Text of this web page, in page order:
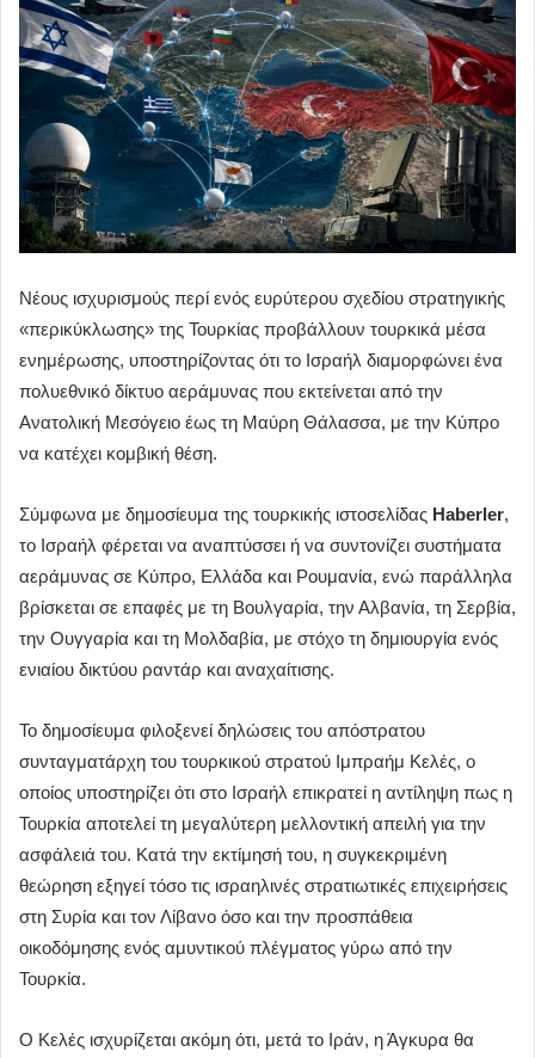
Νέους ισχυρισμούς περί ενός ευρύτερου σχεδίου στρατηγικής
«περικύκλωσης» της Τουρκίας προβάλλουν τουρκικά μέσα
ενημέρωσης, υποστηρίζοντας ότι το Ισραήλ διαμορφώνει ένα
πολυεθνικό δίκτυο αεράμυνας που εκτείνεται από την
Ανατολική Μεσόγειο έως τη Μαύρη Θάλασσα, με την Κύπρο
να κατέχει κομβική θέση.
Σύμφωνα με δημοσίευμα της τουρκικής ιστοσελίδας Haberler,
το Ισραήλ φέρεται να αναπτύσσει ή να συντονίζει συστήματα
αεράμυνας σε Κύπρο, Ελλάδα και Ρουμανία, ενώ παράλληλα
βρίσκεται σε επαφές με τη Βουλγαρία, την Αλβανία, τη Σερβία,
την Ουγγαρία και τη Μολδαβία, με στόχο τη δημιουργία ενός
ενιαίου δικτύου ραντάρ και αναχαίτισης.
Το δημοσίευμα φιλοξενεί δηλώσεις του απόστρατου
συνταγματάρχη του τουρκικού στρατού Ιμπραήμ Κελές, ο
οποίος υποστηρίζει ότι στο Ισραήλ επικρατεί η αντίληψη πως η
Τουρκία αποτελεί τη μεγαλύτερη μελλοντική απειλή για την
ασφάλειά του. Κατά την εκτίμησή του, η συγκεκριμένη
θεώρηση εξηγεί τόσο τις ισραηλινές στρατιωτικές επιχειρήσεις
στη Συρία και τον Λίβανο όσο και την προσπάθεια
οικοδόμησης ενός αμυντικού πλέγματος γύρω από την
Τουρκία.
Ο Κελές ισχυρίζεται ακόμη ότι, μετά το Ιράν, η Άγκυρα θα